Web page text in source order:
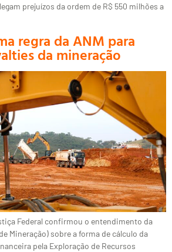
prejuízos da ordem de R$ 550 milhões a
regra da ANM para
da mineração
Federal confirmou o entendimento da
Mineração) sobre a forma de cálculo da
pela Exploração de Recursos